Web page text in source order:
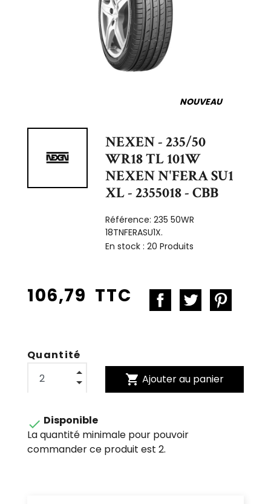
NOUVEAU
NEXEN - 235/50
WR18 TL 101W
NEXEN N'FERA SU1
XL - 2355018 - CBB
Référence:235 50WR
18TNFERASU1X.
En stock :20 Produits
106,79 TTC
Quantité
shopping_cart Ajouter au panier
 Disponible
La quantité minimale pour pouvoir
commander ce produit est 2.